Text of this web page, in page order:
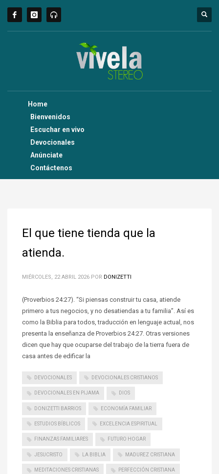
Home
Bienvenidos
Escuchar en vivo
Devocionales
Anúnciate
Contáctenos
El que tiene tienda que la
atienda.
MIÉRCOLES, 22 ABRIL 2026 POR DONIZETTI
(Proverbios 24:27). “Si piensas construir tu casa, atiende
primero a tus negocios, y no desatiendas a tu familia”. Así es
como la Biblia para todos, traducción en lenguaje actual, nos
presenta la enseñanza de Proverbios 24:27. Otras versiones
dicen que hay que ocuparse del trabajo de la tierra fuera de
casa antes de edificar la
DEVOCIONALES DEVOCIONALES CRISTIANOS
DEVOCIONALES EN PIJAMA DIOS
DONIZETTI BARRIOS ECONOMÍA FAMILIAR
ESTUDIOS BÍBLICOS EXCELENCIA ESPIRITUAL
FINANZAS FAMILIARES FUTURO HOGAR
JESUCRISTO LA BIBLIA MADUREZ CRISTIANA
MEDITACIONES CRISTIANAS PERFECCIÓN CRISTIANA